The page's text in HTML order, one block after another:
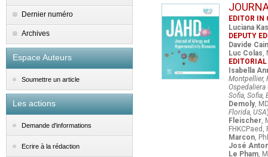
Dernier numéro
Archives
Espace Auteurs
Soumettre un article
Les actions
Demande d'informations
Ecrire à la rédaction
EDITOR IN
Luciana
DEPUTY
Davide
Luc Colas,
Isabella
Montpellier,
Ospedaliera
Sofia, Sofia,
Demoly,
Florida, USA
Fleischer,
FHKCPaed,
Marcon,
José
Le Pham,